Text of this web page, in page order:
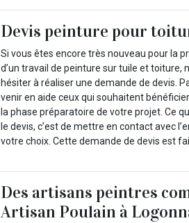
Devis peinture pour
Si vous êtes encore très nouveau pour la
d’un travail de peinture sur tuile et toiture,
hésiter à réaliser une demande de devis.
venir en aide ceux qui souhaitent
la phase préparatoire de votre projet. Ce
le devis, c’est de mettre en contact avec
votre choix. Cette demande de devis est
Des artisans peintres
Artisan Poulain à